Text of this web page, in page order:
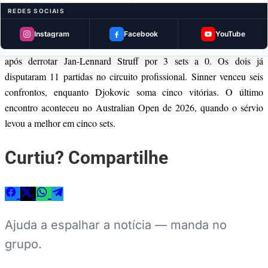
REDES SOCIAIS
Instagram Facebook YouTube
Djokovic continua na disputa pelo oitavo título de Wimbledon e
enfrentará Jannik Sinner na semifinal. O italiano garantiu a vaga
após derrotar Jan-Lennard Struff por 3 sets a 0. Os dois já
disputaram 11 partidas no circuito profissional. Sinner venceu seis
confrontos, enquanto Djokovic soma cinco vitórias. O último
encontro aconteceu no Australian Open de 2026, quando o sérvio
levou a melhor em cinco sets.
Curtiu? Compartilhe
Ajuda a espalhar a notícia — manda no
grupo.